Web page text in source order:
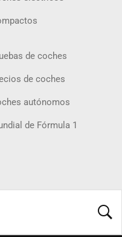
de coches
de coches
autónomos
de Fórmula 1